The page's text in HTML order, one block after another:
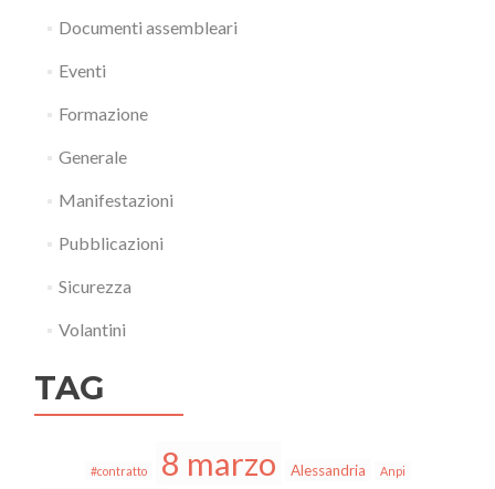
Documenti assembleari
Eventi
Formazione
Generale
Manifestazioni
Pubblicazioni
Sicurezza
Volantini
TAG
#contratto 8 marzo Alessandria Anpi